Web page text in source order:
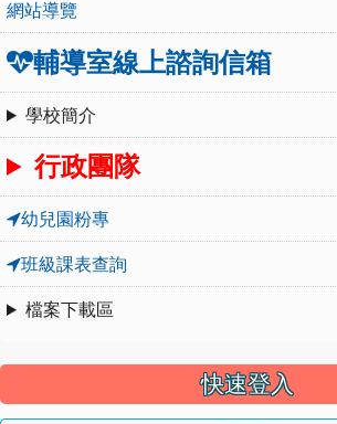
網站導覽
輔導室線上諮詢信箱
學校簡介
行政團隊
幼兒園粉專
班級課表查詢
檔案下載區
快速登入